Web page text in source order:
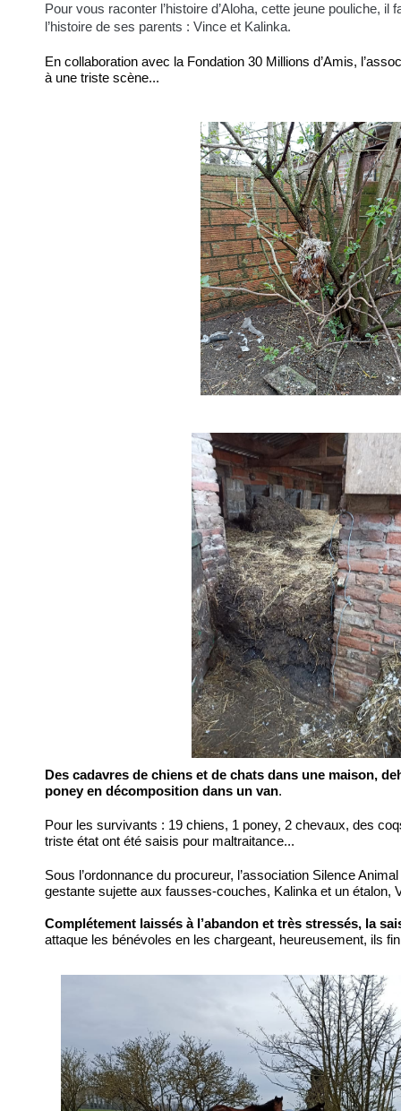
Pour vous raconter l’histoire d’Aloha, cette jeune pouliche, il
l’histoire de ses parents : Vince et Kalinka.
En collaboration avec la Fondation 30 Millions d’Amis,
à une triste scène...
Des cadavres de chiens et de chats dans une maison,
poney en décomposition dans un van.
Pour les survivants : 19 chiens, 1 poney, 2 chevaux, des
triste état ont été saisis pour maltraitance...
Sous l’ordonnance du procureur, l’association Silence
gestante sujette aux fausses-couches, Kalinka et un étalon,
Complétement laissés à l’abandon et très stressés, la
attaque les bénévoles en les chargeant, heureusement, ils